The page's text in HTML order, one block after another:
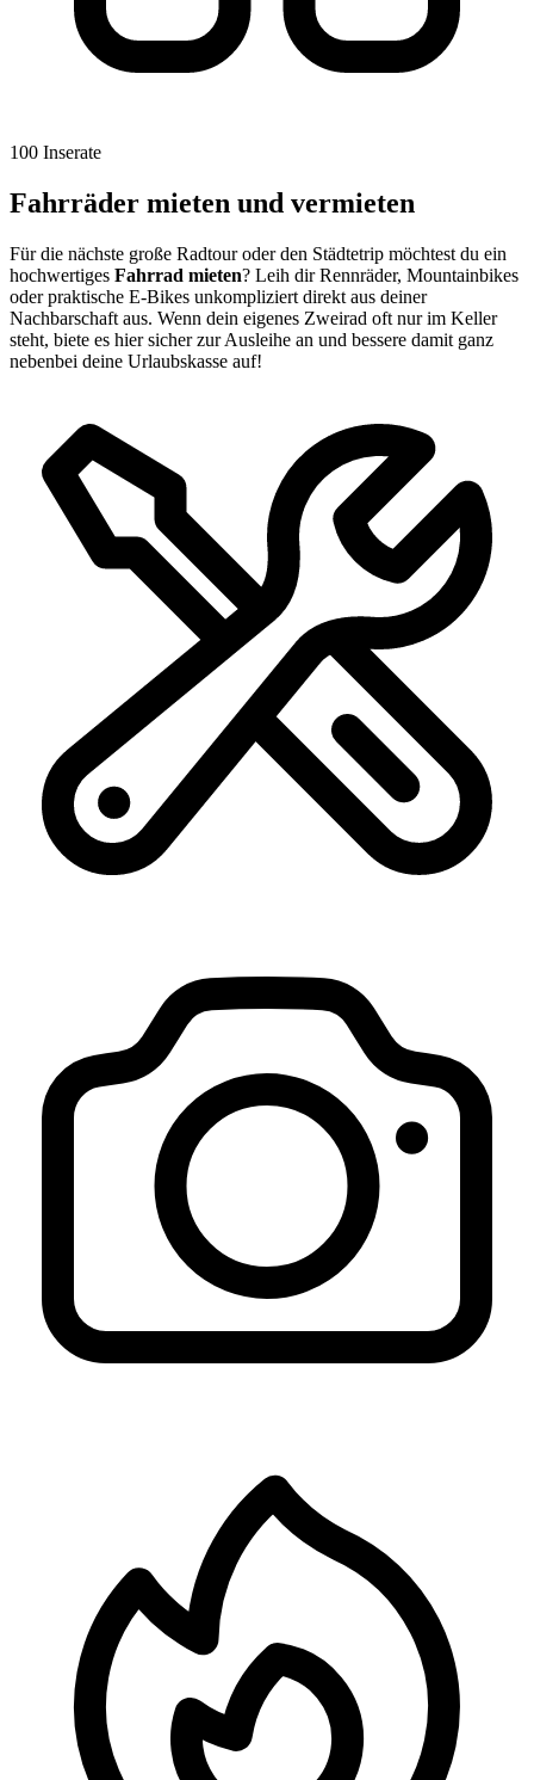
100 Inserate
Fahrräder mieten und vermieten
Für die nächste große Radtour oder den Städtetrip möchtest du ein
hochwertiges Fahrrad mieten? Leih dir Rennräder, Mountainbikes
oder praktische E-Bikes unkompliziert direkt aus deiner
Nachbarschaft aus. Wenn dein eigenes Zweirad oft nur im Keller
steht, biete es hier sicher zur Ausleihe an und bessere damit ganz
nebenbei deine Urlaubskasse auf!